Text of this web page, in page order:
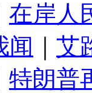
在岸人
闻
艾
特朗普